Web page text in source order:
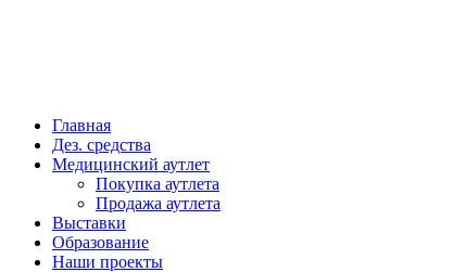
Главная
Дез. средства
Медицинский аутлет
Покупка аутлета
Продажа аутлета
Выставки
Образование
Наши проекты